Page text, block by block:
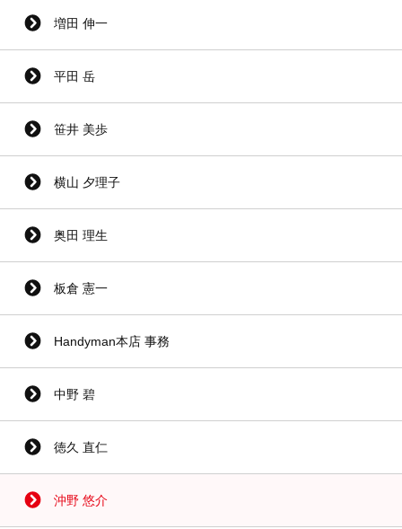
増田 伸一
平田 岳
笹井 美歩
横山 夕理子
奥田 理生
板倉 憲一
Handyman本店 事務
中野 碧
徳久 直仁
沖野 悠介